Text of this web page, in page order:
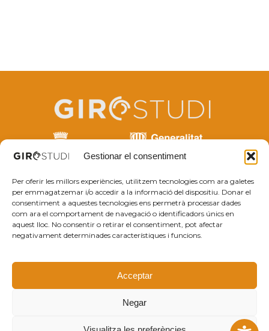
Gestionar el consentiment
Per oferir les millors experiències, utilitzem tecnologies com ara galetes
per emmagatzemar i/o accedir a la informació del dispositiu. Donar el
consentiment a aquestes tecnologies ens permetrà processar dades
com ara el comportament de navegació o identificadors únics en
aquest lloc. No consentir o retirar el consentiment, pot afectar
negativament determinades característiques i funcions.
Acceptar
Negar
demarcació de Girona
info@girostudi.cat
ParticipacióInvestigacióNotíciesFAQ’S
I
s
g
m
F
c
b
o
o
Y
u
b
Avís Legal Accessibilitat Protecció de dades
Política de privacitat App